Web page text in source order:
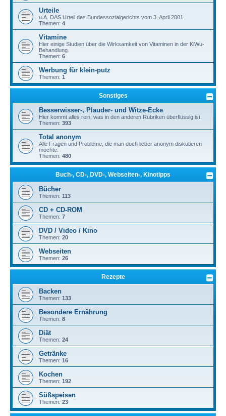
Urteile
u.A. DAS Urteil des Bundessozialgerichts vom 3. April 2001
Themen: 4
Vitamine
Hier einige Studien über die Wirksamkeit von Vitaminen in der KiWu-
Behandlung.
Themen: 6
Werbung für klein-putz
Themen: 1
Sonstiges
Besserwisser-, Plauder- und Witze-Ecke
Hier kommt alles rein, was in den anderen Rubriken überflüssig ist.
Themen: 393
Total anonym
Alle Fragen und Probleme, die man doch lieber anonym diskutieren
möchte.
Themen: 480
Buch-, CD-, DVD-, Webseiten-, Kinotipps
Bücher
Themen: 113
CD + CD-ROM
Themen: 7
DVD / Video / Kino
Themen: 20
Webseiten
Themen: 26
Rezepte
Backen
Themen: 133
Besondere Ernährung
Themen: 8
Diät
Themen: 24
Getränke
Themen: 16
Kochen
Themen: 192
Süßspeisen
Themen: 23